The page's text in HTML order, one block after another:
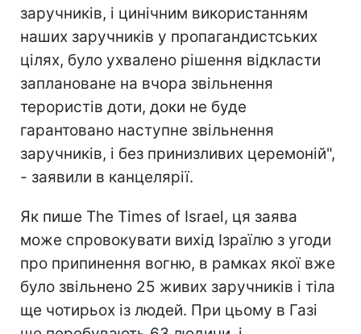
заручників, і цинічним використанням
наших заручників у пропагандистських
цілях, було ухвалено рішення відкласти
заплановане на вчора звільнення
терористів доти, доки не буде
гарантовано наступне звільнення
заручників, і без принизливих церемоній",
- заявили в канцелярії.
Як пише The Times of Israel, ця заява
може спровокувати вихід Ізраїлю з угоди
про припинення вогню, в рамках якої вже
було звільнено 25 живих заручників і тіла
ще чотирьох із людей. При цьому в Газі